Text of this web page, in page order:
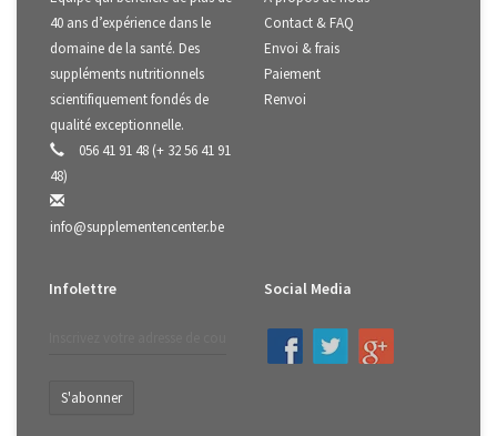
40 ans d’expérience dans le
domaine de la santé. Des
suppléments nutritionnels
scientifiquement fondés de
qualité exceptionnelle.
056 41 91 48 (+ 32 56 41 91
48)
info@supplementencenter.be
Contact & FAQ
Envoi & frais
Paiement
Renvoi
Infolettre
S'abonner
Social Media